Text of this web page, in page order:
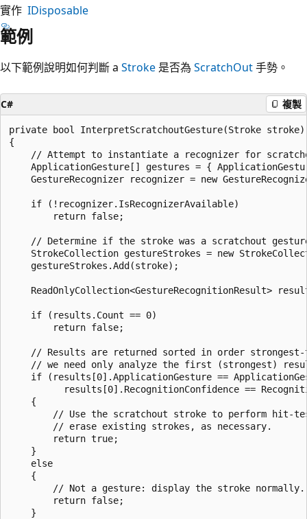
實作 IDisposable
範例
以下範例說明如何判斷 a Stroke 是否為 ScratchOut手勢。
C# 複製
private bool InterpretScratchoutGesture(Stroke stroke)
{
// Attempt to instantiate a recognizer for
ApplicationGesture[] gestures = {
GestureRecognizer recognizer = new
    if (!recognizer.IsRecognizerAvailable)
        return false;
// Determine if the stroke was a scratchout
StrokeCollection gestureStrokes = new
    gestureStrokes.Add(stroke);
ReadOnlyCollection<GestureRecognitionResult>
    if (results.Count == 0)
        return false;
// Results are returned sorted in order
// we need only analyze the first (strongest)
if (results[0].ApplicationGesture ==
results[0].RecognitionConfidence ==
    {
// Use the scratchout stroke to perform hit-
        // erase existing strokes, as necessary.
        return true;
    }
    else
    {
        // Not a gesture: display the stroke normally.
        return false;
    }